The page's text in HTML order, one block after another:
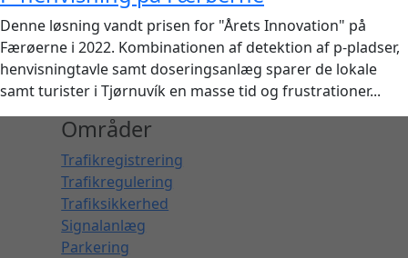
Denne løsning vandt prisen for "Årets Innovation" på
Færøerne i 2022. Kombinationen af detektion af p-pladser,
henvisningtavle samt doseringsanlæg sparer de lokale
samt turister i Tjørnuvík en masse tid og frustrationer...
Områder
Trafikregistrering
Trafikregulering
Trafiksikkerhed
Signalanlæg
Parkering